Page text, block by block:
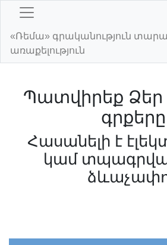
«Ռեմա» գրականություն
առաքելություն
Պատվիրեք
գրքերը
Հասանելի է
կամ